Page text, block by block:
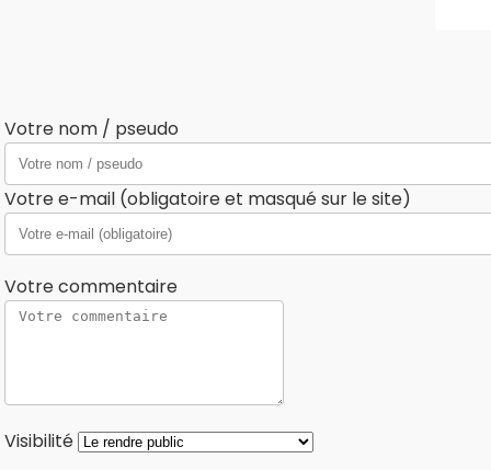
Votre nom / pseudo
Votre e-mail (obligatoire et masqué sur le site)
Votre commentaire
Visibilité